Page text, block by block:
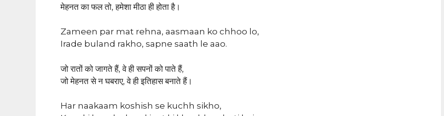
मेहनत का फल तो, हमेशा मीठा ही होता है।
Zameen par mat rehna, aasmaan ko chhoo lo,
Irade buland rakho, sapne saath le aao.
जो रातों को जागते हैं, वे ही सपनों को पाते हैं,
जो मेहनत से न घबराए, वे ही इतिहास बनाते हैं।
Har naakaam koshish se kuchh sikho,